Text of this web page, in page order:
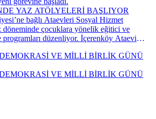
YAZ ATÖLYELERİ BAŞLIYOR
bağlı Ataevleri Sosyal Hizmet
döneminde çocuklara yönelik eğitici ve
programları düzenliyor. İçerenköy Ataevi
hem yeni beceriler kazanacak hem de
geçirecek.
VE MİLLİ BİRLİK GÜNÜ
VE MİLLİ BİRLİK GÜNÜ